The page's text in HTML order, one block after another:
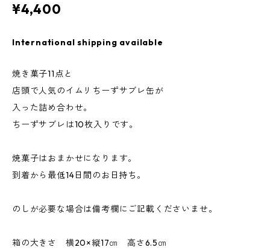
¥4,400
International shipping available
焼き菓子11点と
店頭で人気のイムリちーずサブレ缶が
入った詰め合わせ。
ちーずサブレは10枚入りです。
焼菓子はおまかせになります。
到着から最低14日間のお日持ち。
のしが必要な場合は備考欄にご記載くださいませ。
箱の大きさ 横20×縦17㎝ 高さ6.5㎝